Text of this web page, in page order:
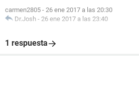
carmen2805 - 26 ene 2017 a las 20:30
Dr.Josh - 26 ene 2017 a las 23:40
1 respuesta